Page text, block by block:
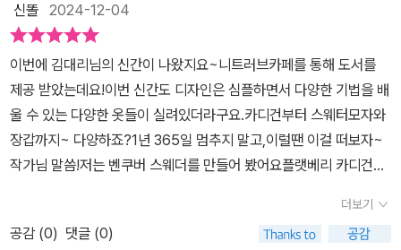
조금 애매한것은 qr코드를 통해 이해할수있도록 해주셨네요. 또 중간
중간 point로 왜?? 라는 질문이 나올 수 있는 궁금증을 해결해 주고
있어요. 그리고 이 책의 또하나의 재미~~~ 짧은 에세이들이에요. 제
목부터 아주 흥미와 재미가 !! ㅎㅎ 왜 뜨개를 시작하게 되었고 남들이
갖고 있는 선입견에 대해서도 솔직하게 적어놓으신것 같아요^^또한
뜨개팁과 사용된 기법들도 따로 정리가 되어있어요. qr코드도 소개되
어있어서 글로는 이해가 안되는 부분이 있다면 동영상으로 시청가능
합니다. ​제가 연희베스트를 시작하겠다고 코를 잡자마자… 둘째가 폐
렴으로 입원했어요. —;; 아동병원이라 침상이 아주 낮고 보호자침대
신똘 2024-12-04
이번에 김대리님의 신간이 나왔지요~니트러브카페를 통해 도서를
제공 받았는데요!​이번 신간도 디자인은 심플하면서 다양한 기법을 배
울 수 있는 다양한 옷들이 실려있더라구요.카디건부터 스웨터모자와
장갑까지~ 다양하죠?1년 365일 멈추지 말고,이럴땐 이걸 떠보자~
작가님 말씀!저는 벤쿠버 스웨더를 만들어 봤어요플랫베리 카디건과
보다가 벤쿠버로 선회했지만, 꼭 떠봐야겠구요.코위찬 칼라스웨터제
가 뜬 벤쿠버 스웨터탑다운으로 뜨는데 소매가 바텀업 느낌으로 나오
더보기
공감 (0) 댓글 (0)